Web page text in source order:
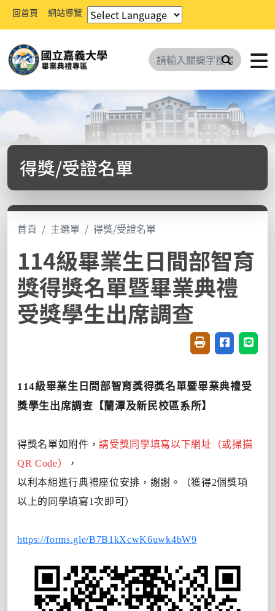
回首頁 網站導覽
搜尋
得獎/受證名單
首頁 主選單 得獎/受證名單
114級畢業生日間部智育
獎得獎名單暨畢業典禮
受獎學生出席調查
友善列印(開新視
分享至臉書
分享
114級畢業生日間部智育獎得獎名單暨畢業典禮受
獎學生出席調查【蘭潭及新民校區系所】
得獎名單如附件，請受獎同學填寫以下網址（或掃描
QR Code）
，
以利本組進行典禮座位安排，謝謝。
（獲得2個獎項
以上的同學填寫1次即可）
https://forms.gle/B7B1kXcwK6uwk4bW9